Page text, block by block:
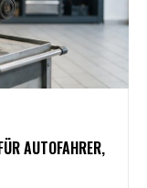
AUTOFAHRER,